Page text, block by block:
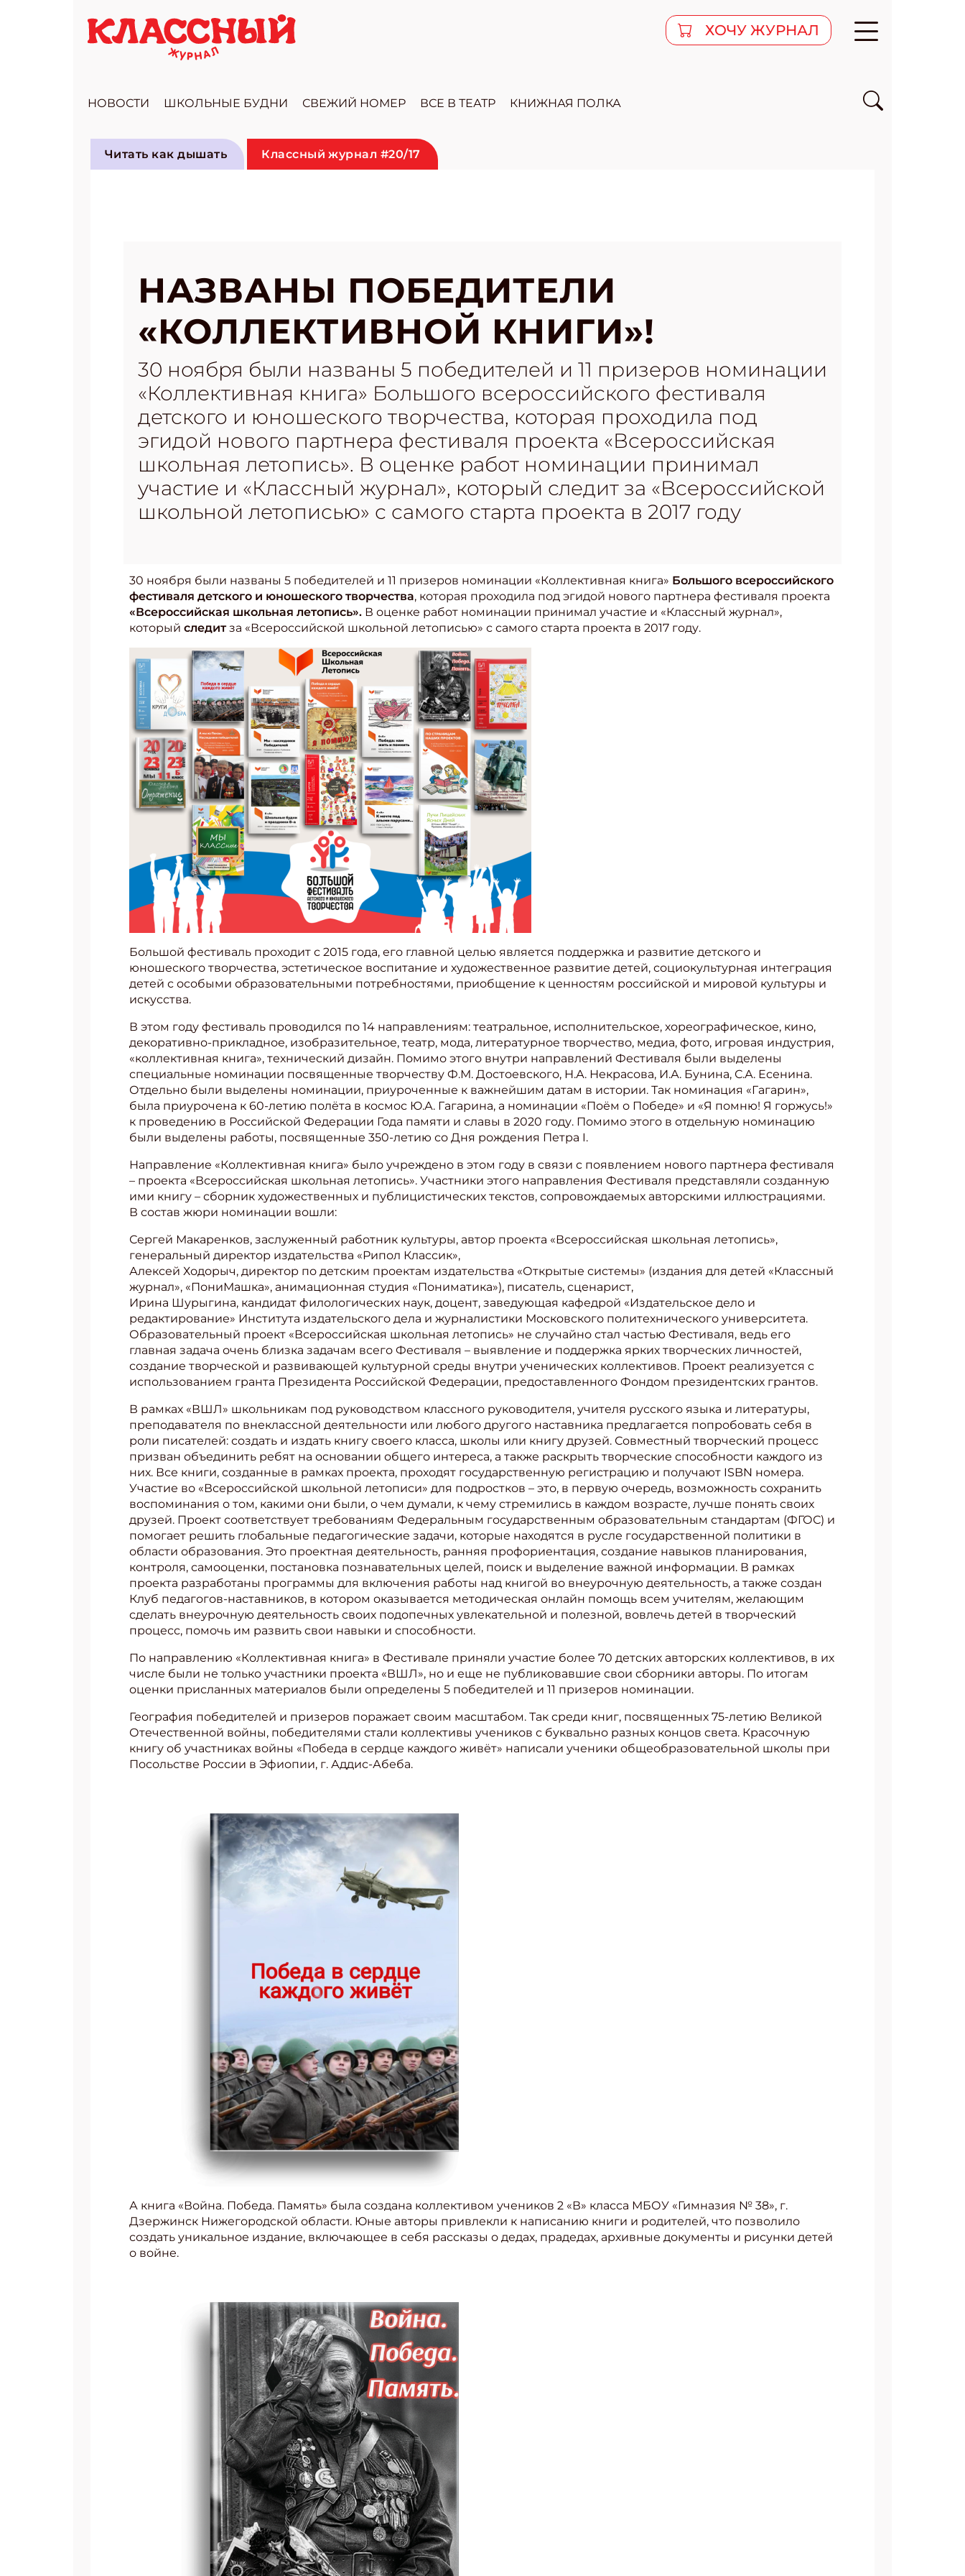
ХОЧУ ЖУРНАЛ
НОВОСТИ ШКОЛЬНЫЕ БУДНИ СВЕЖИЙ НОМЕР ВСЕ В ТЕАТР КНИЖНАЯ ПОЛКА
Читать как дышать Классный журнал #20/17
НАЗВАНЫ ПОБЕДИТЕЛИ
«КОЛЛЕКТИВНОЙ КНИГИ»!
30 ноября были названы 5 победителей и 11 призеров номинации
«Коллективная книга» Большого всероссийского фестиваля
детского и юношеского творчества, которая проходила под
эгидой нового партнера фестиваля проекта «Всероссийская
школьная летопись». В оценке работ номинации принимал
участие и «Классный журнал», который следит за «Всероссийской
школьной летописью» с самого старта проекта в 2017 году
30 ноября были названы 5 победителей и 11 призеров номинации «Коллективная книга» Большого всероссийского
фестиваля детского и юношеского творчества, которая проходила под эгидой нового партнера фестиваля проекта
«Всероссийская школьная летопись». В оценке работ номинации принимал участие и «Классный журнал»,
который следитза «Всероссийской школьной летописью» с самого старта проекта в 2017 году.
Большой фестиваль проходит с 2015 года, его главной целью является поддержка и развитие детского и
юношеского творчества, эстетическое воспитание и художественное развитие детей, социокультурная интеграция
детей с особыми образовательными потребностями, приобщение к ценностям российской и мировой культуры и
искусства.
В этом году фестиваль проводился по 14 направлениям: театральное, исполнительское, хореографическое, кино,
декоративно-прикладное, изобразительное, театр, мода, литературное творчество, медиа, фото, игровая индустрия,
«коллективная книга», технический дизайн. Помимо этого внутри направлений Фестиваля были выделены
специальные номинации посвященные творчеству Ф.М. Достоевского, Н.А. Некрасова, И.А. Бунина, С.А. Есенина.
Отдельно были выделены номинации, приуроченные к важнейшим датам в истории. Так номинация «Гагарин»,
была приурочена к 60-летию полёта в космос Ю.А. Гагарина, а номинации «Поём о Победе» и «Я помню! Я горжусь!»
к проведению в Российской Федерации Года памяти и славы в 2020 году. Помимо этого в отдельную номинацию
были выделены работы, посвященные 350-летию со Дня рождения Петра I.
Направление «Коллективная книга» было учреждено в этом году в связи с появлением нового партнера фестиваля
– проекта «Всероссийская школьная летопись». Участники этого направления Фестиваля представляли созданную
ими книгу – сборник художественных и публицистических текстов, сопровождаемых авторскими иллюстрациями.
В состав жюри номинации вошли:
Сергей Макаренков, заслуженный работник культуры, автор проекта «Всероссийская школьная летопись»,
генеральный директор издательства «Рипол Классик»,
Алексей Ходорыч, директор по детским проектам издательства «Открытые системы» (издания для детей «Классный
журнал», «ПониМашка», анимационная студия «Пониматика»), писатель, сценарист,
Ирина Шурыгина, кандидат филологических наук, доцент, заведующая кафедрой «Издательское дело и
редактирование» Института издательского дела и журналистики Московского политехнического университета.
Образовательный проект «Всероссийская школьная летопись» не случайно стал частью Фестиваля, ведь его
главная задача очень близка задачам всего Фестиваля – выявление и поддержка ярких творческих личностей,
создание творческой и развивающей культурной среды внутри ученических коллективов. Проект реализуется с
использованием гранта Президента Российской Федерации, предоставленного Фондом президентских грантов.
В рамках «ВШЛ» школьникам под руководством классного руководителя, учителя русского языка и литературы,
преподавателя по внеклассной деятельности или любого другого наставника предлагается попробовать себя в
роли писателей: создать и издать книгу своего класса, школы или книгу друзей. Совместный творческий процесс
призван объединить ребят на основании общего интереса, а также раскрыть творческие способности каждого из
них. Все книги, созданные в рамках проекта, проходят государственную регистрацию и получают ISBN номера.
Участие во «Всероссийской школьной летописи» для подростков – это, в первую очередь, возможность сохранить
воспоминания о том, какими они были, о чем думали, к чему стремились в каждом возрасте, лучше понять своих
друзей. Проект соответствует требованиям Федеральным государственным образовательным стандартам (ФГОС) и
помогает решить глобальные педагогические задачи, которые находятся в русле государственной политики в
области образования. Это проектная деятельность, ранняя профориентация, создание навыков планирования,
контроля, самооценки, постановка познавательных целей, поиск и выделение важной информации. В рамках
проекта разработаны программы для включения работы над книгой во внеурочную деятельность, а также создан
Клуб педагогов-наставников, в котором оказывается методическая онлайн помощь всем учителям, желающим
сделать внеурочную деятельность своих подопечных увлекательной и полезной, вовлечь детей в творческий
процесс, помочь им развить свои навыки и способности.
По направлению «Коллективная книга» в Фестивале приняли участие более 70 детских авторских коллективов, в их
числе были не только участники проекта «ВШЛ», но и еще не публиковавшие свои сборники авторы. По итогам
оценки присланных материалов были определены 5 победителей и 11 призеров номинации.
География победителей и призеров поражает своим масштабом. Так среди книг, посвященных 75-летию Великой
Отечественной войны, победителями стали коллективы учеников с буквально разных концов света. Красочную
книгу об участниках войны «Победа в сердце каждого живёт» написали ученики общеобразовательной школы при
Посольстве России в Эфиопии, г. Аддис-Абеба.
А книга «Война. Победа. Память» была создана коллективом учеников 2 «В» класса МБОУ «Гимназия № 38», г.
Дзержинск Нижегородской области. Юные авторы привлекли к написанию книги и родителей, что позволило
создать уникальное издание, включающее в себя рассказы о дедах, прадедах, архивные документы и рисунки детей
о войне.
Подпишись на рассылку
Получи электронный "Классный журнал" в подарок!
Укажите имя
Укажите Ваш Email
ЗАКРЫТЬ